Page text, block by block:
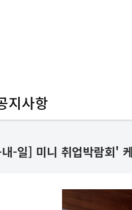
지사항
-일] 미니 취업박람회'